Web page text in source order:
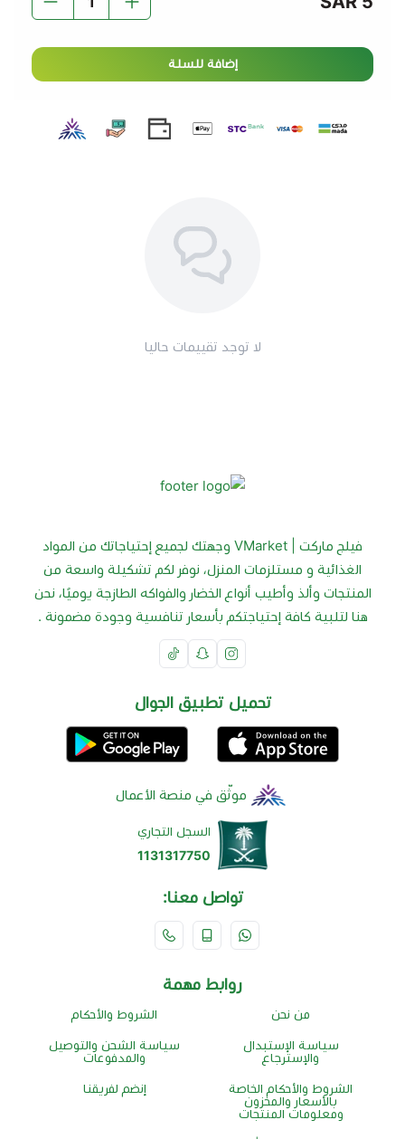
إضافة للسلة
لا توجد تقييمات حاليا
فيلج ماركت | VMarket وجهتك لجميع إحتياجاتك من المواد
الغذائية و مستلزمات المنزل، نوفر لكم تشكيلة واسعة من
المنتجات وألذ وأطيب أنواع الخضار والفواكه الطازجة يوميًا، نحن
هنا لتلبية كافة إحتياجتكم بأسعار تنافسية وجودة مضمونة .
تحميل تطبيق الجوال
موثّق في منصة الأعمال
السجل التجاري
1131317750
تواصل معنا:
روابط مهمة
من نحن الشروط والأحكام
سياسة الإستبدال
والإسترجاع
سياسة الشحن والتوصيل
والمدفوعات
الشروط والأحكام الخاصة
بالأسعار والمخزون
ومعلومات المنتجات
إنضم لفريقنا